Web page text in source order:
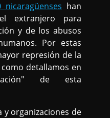
nicaragüenses han
extranjero para
y de los abusos
Por estas
represión de la
detallamos en
de esta
organizaciones de